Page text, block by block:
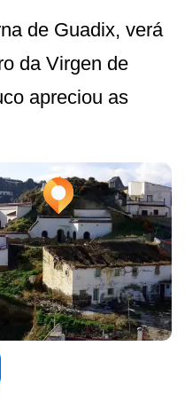
de Guadix, verá
da Virgen de
apreciou as